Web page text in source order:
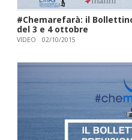
#Chemarefarà: il
del 3 e 4 ottobre
VIDEO 02/10/2015